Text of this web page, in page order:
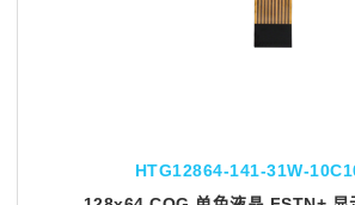
HTG12864-141-31W-